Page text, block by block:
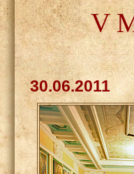
V
30.06.2011